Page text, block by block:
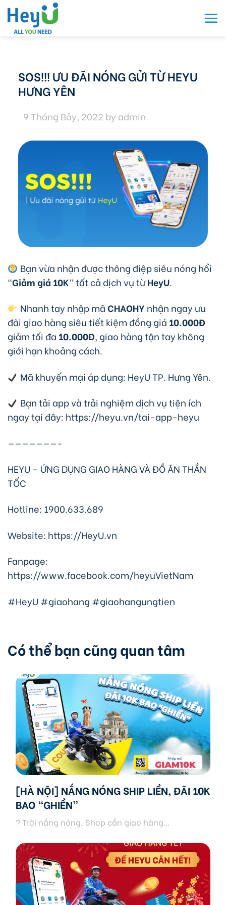
Skip
to
content
SOS!!! ƯU ĐÃI NÓNG GỬI TỪ HEYU
HƯNG YÊN
9 Tháng Bảy, 2022 by admin
Bạn vừa nhận được thông điệp siêu nóng hổi
“Giảm giá 10K” tất cả dịch vụ từHeyU.
Nhanh tay nhập mãCHAOHY nhận ngay ưu
đãi giao hàng siêu tiết kiệm đồng giá 10.000Đ
giảm tối đa 10.000Đ, giao hàng tận tay không
giới hạn khoảng cách.
Mã khuyến mại áp dụng: HeyU TP. Hưng Yên.
Bạn tải app và trải nghiệm dịch vụ tiện ích
ngay tại đây: https://heyu.vn/tai-app-heyu
———————-
HEYU – ỨNG DỤNG GIAO HÀNG VÀ ĐỒ ĂN THẦN
TỐC
Hotline: 1900.633.689
Website: https://HeyU.vn
Fanpage:
https://www.facebook.com/heyuVietNam
#HeyU #giaohang #giaohangungtien
Có thể bạn cũng quan tâm
[HÀ NỘI] NẮNG NÓNG SHIP LIỀN, ĐÃI 10K
BAO “GHIỀN”
? Trời nắng nóng, Shop cần giao hàng...